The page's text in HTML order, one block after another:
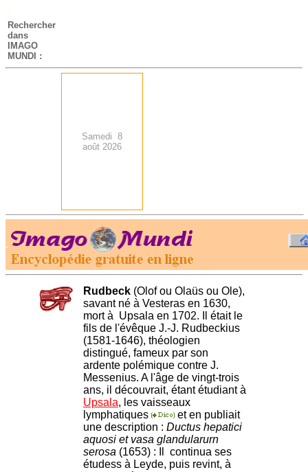
-
Rechercher
dans
IMAGO
MUNDI :
Samedi 8
août 2026
.
Rudbeck (Olof ou Olaüs ou Ole),
savant né à Vesteras en 1630,
mort à Upsala en 1702. Il était le
fils de l'évêque J.-J. Rudbeckius
(1581-1646), théologien
distingué, fameux par son
ardente polémique contre J.
Messenius. A l'âge de vingt-trois
ans, il découvrait, étant étudiant à
Upsala, les vaisseaux
lymphatiques
et en publiait
une description : Ductus hepatici
aquosi et vasa glandularurn
serosa (1653) : Il continua ses
étudess à Leyde, puis revint, à